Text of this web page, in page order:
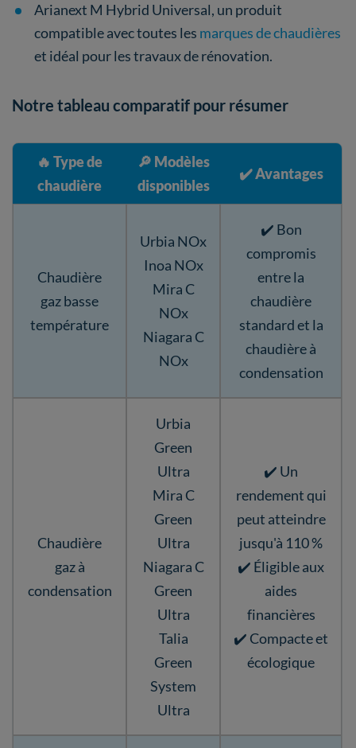
Arianext M Hybrid Universal, un produit
compatible avec toutes les marques de chaudières
et idéal pour les travaux de rénovation.
Notre tableau comparatif pour résumer
🔥 Type de
chaudière
🔎 Modèles
disponibles
✔️Avantages
Chaudière
gaz basse
température
Urbia NOx
Inoa NOx
Mira C
NOx
Niagara C
NOx
✔️ Bon
compromis
entre la
chaudière
standard et la
chaudière à
condensation
Chaudière
gaz à
condensation
Urbia
Green
Ultra
Mira C
Green
Ultra
Niagara C
Green
Ultra
Talia
Green
System
Ultra
✔️ Un
rendement qui
peut atteindre
jusqu'à 110 %
✔️ Éligible aux
aides
financières
✔️ Compacte et
écologique